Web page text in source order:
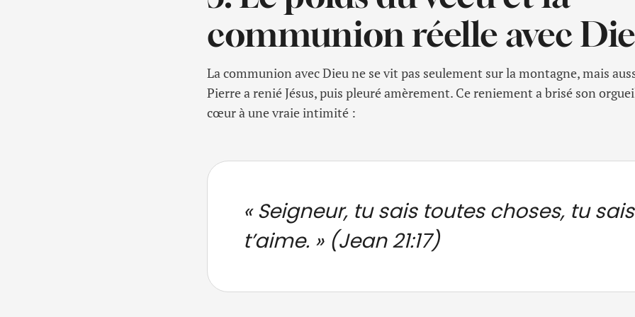
communion réelle avec
La communion avec Dieu ne se vit pas seulement sur la montagne, mais
Pierre a renié Jésus, puis pleuré amèrement. Ce reniement a brisé son
cœur à une vraie intimité :
« Seigneur, tu sais toutes choses, tu
t’aime. »(Jean 21:17)